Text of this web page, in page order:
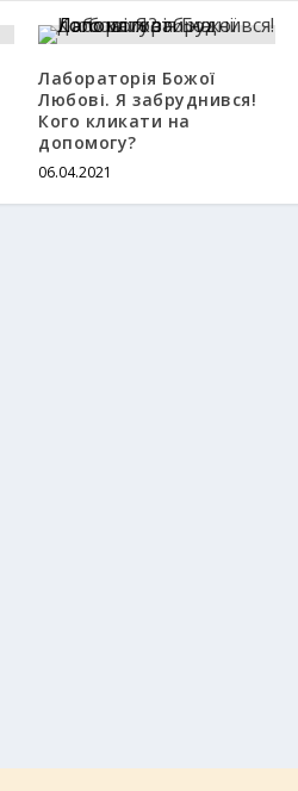
Лабораторія Божої
Любові. Я забруднився!
Кого кликати на
допомогу?
06.04.2021